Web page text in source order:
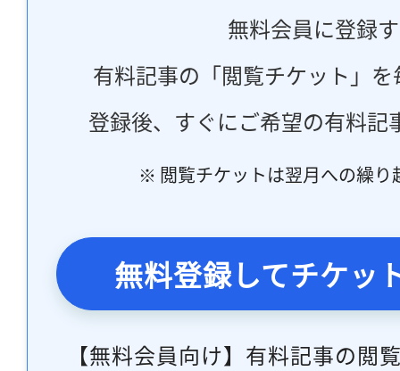
無料会員に登録
有料記事の「閲覧チケット」
登録後、すぐにご希望の有料記
※ 閲覧チケットは翌月への繰り
無料登録してチケッ
【無料会員向け】有料記事の閲